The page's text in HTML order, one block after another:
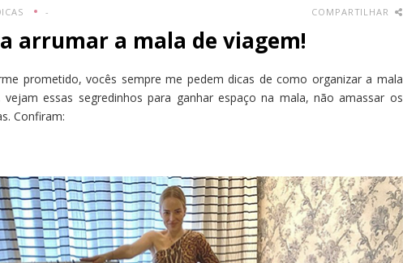
- COMPARTILHAR
arrumar a mala de viagem!
prometido, vocês sempre me pedem dicas de como organizar a mala
vejam essas segredinhos para ganhar espaço na mala, não amassar os
Confiram: